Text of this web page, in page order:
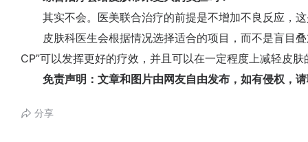
其实不会。医美联合治疗的前提是不增加不良反应，这
皮肤科医生会根据情况选择适合的项目，而不是盲目叠
CP”可以发挥更好的疗效，并且可以在一定程度上减轻皮
免责声明：文章和图片由网友自由发布，如有侵权，
分享